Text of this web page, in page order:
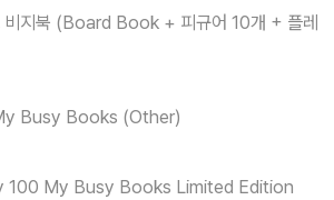
비지북 (Board Book + 피규어 10개 + 플레
Busy Books (Other)
100 My Busy Books Limited Edition